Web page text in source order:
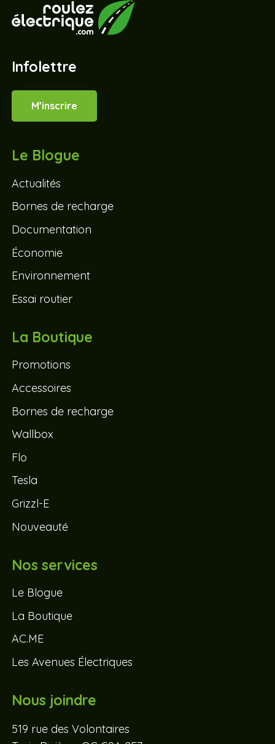
Infolettre
M’inscrire
Le Blogue
Actualités
Bornes de recharge
Documentation
Économie
Environnement
Essai routier
La Boutique
Promotions
Accessoires
Bornes de recharge
Wallbox
Flo
Tesla
Grizzl-E
Nouveauté
Nos services
Le Blogue
La Boutique
AC.ME
Les Avenues Électriques
Nous joindre
519 rue des Volontaires